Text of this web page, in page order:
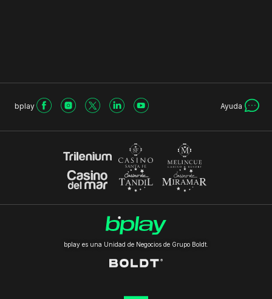
bplay Ayuda
bplay es una Unidad de Negocios de Grupo Boldt.